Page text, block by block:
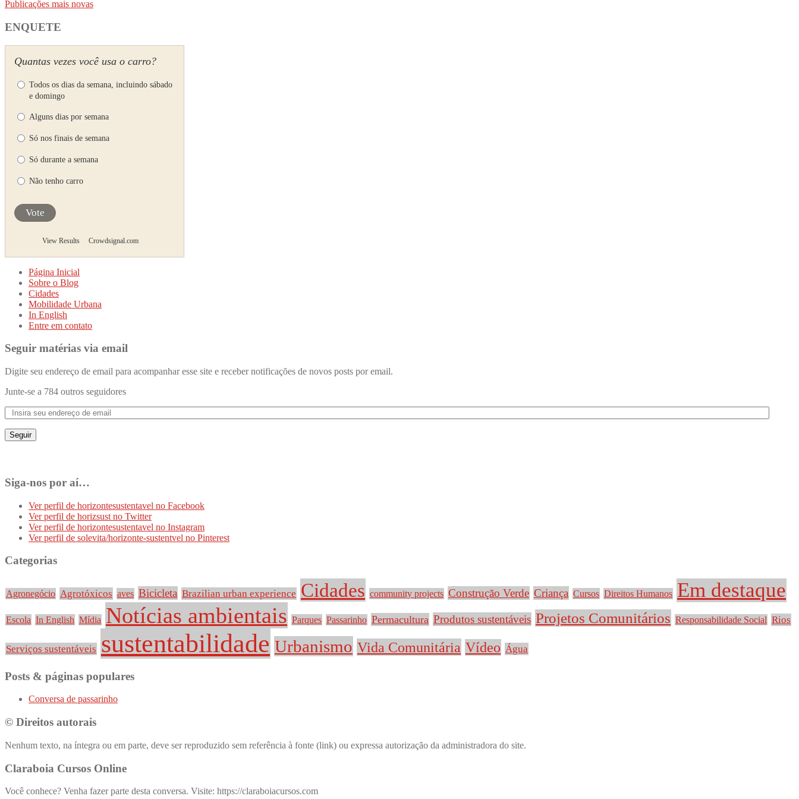
Publicações mais novas
ENQUETE
Quantas vezes você usa o carro?
Todos os dias da semana, incluindo sábado
e domingo
Alguns dias por semana
Só nos finais de semana
Só durante a semana
Não tenho carro
Vote
View Results Crowdsignal.com
Página Inicial
Sobre o Blog
Cidades
Mobilidade Urbana
In English
Entre em contato
Seguir matérias via email
Digite seu endereço de email para acompanhar esse site e receber notificações de novos posts por email.
Junte-se a 784 outros seguidores
Seguir
Siga-nos por aí…
Ver perfil de horizontesustentavel no Facebook
Ver perfil de horizsust no Twitter
Ver perfil de horizontesustentavel no Instagram
Ver perfil de solevita/horizonte-sustentvel no Pinterest
Categorias
Agronegócio Agrotóxicos aves Bicicleta Brazilian urban experience Cidades community projects Construção Verde Criança Cursos Direitos Humanos Em destaque
Escola In English Mídia Notícias ambientais Parques Passarinho Permacultura Produtos sustentáveis Projetos Comunitários Responsabilidade Social Rios
Serviços sustentáveis sustentabilidade Urbanismo Vida Comunitária Vídeo Água
Posts & páginas populares
Conversa de passarinho
© Direitos autorais
Nenhum texto, na íntegra ou em parte, deve ser reproduzido sem referência à fonte (link) ou expressa autorização da administradora do site.
Claraboia Cursos Online
Você conhece? Venha fazer parte desta conversa. Visite: https://claraboiacursos.com